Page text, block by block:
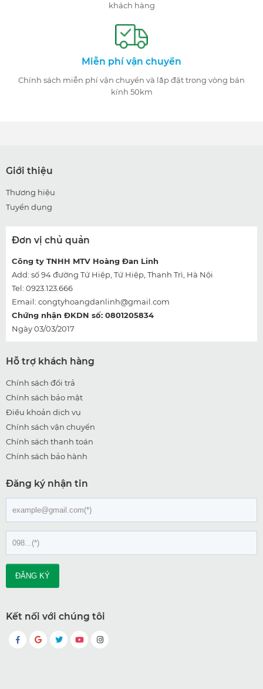
khách hàng
Miễn phí vận chuyển
Chính sách miễn phí vận chuyển và lắp đặt trong vòng bán
kính 50km
Giới thiệu
Thương hiệu
Tuyển dụng
Đơn vị chủ quản
Công ty TNHH MTV Hoàng Đan Linh
Add: số 94 đường Tứ Hiệp, Tứ Hiệp, Thanh Trì, Hà Nội
Tel: 0923.123.666
Email: congtyhoangdanlinh@gmail.com
Chứng nhận ĐKDN số: 0801205834
Ngày 03/03/2017
Hỗ trợ khách hàng
Chính sách đổi trả
Chính sách bảo mật
Điều khoản dịch vụ
Chính sách vận chuyển
Chính sách thanh toán
Chính sách bảo hành
Đăng ký nhận tin
Kết nối với chúng tôi